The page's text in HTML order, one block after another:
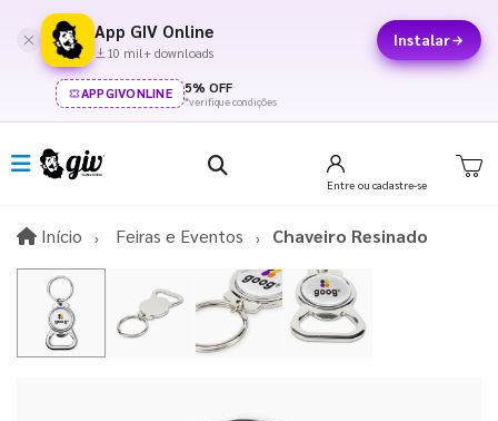
App GIV Online
10 mil+ downloads
Instalar
APPGIVONLINE 5% OFF
*verifique condições
Entre ou cadastre-se
Início InícioFeiras e Eventos Chaveiro Resinado